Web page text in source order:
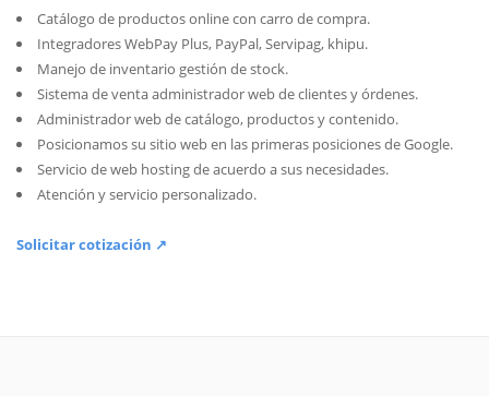
Catálogo de productos online con carro de compra.
Integradores WebPay Plus, PayPal, Servipag, khipu.
Manejo de inventario gestión de stock.
Sistema de venta administrador web de clientes y órdenes.
Administrador web de catálogo, productos y contenido.
Posicionamos su sitio web en las primeras posiciones de Google.
Servicio de web hosting de acuerdo a sus necesidades.
Atención y servicio personalizado.
Solicitar cotización ↗